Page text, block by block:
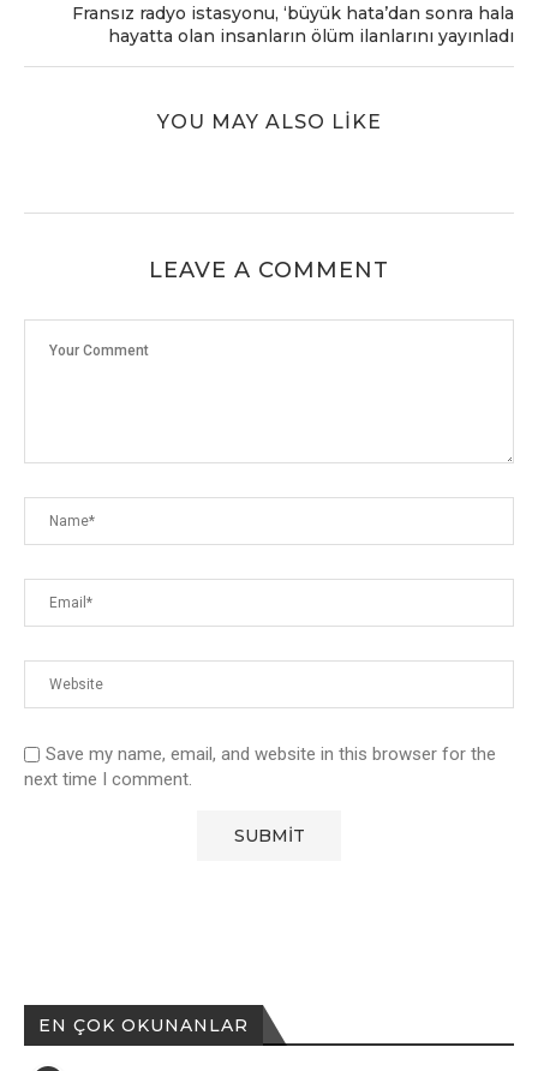
Fransız radyo istasyonu, ‘büyük hata’dan sonra hala
hayatta olan insanların ölüm ilanlarını yayınladı
YOU MAY ALSO LIKE
LEAVE A COMMENT
Save my name, email, and website in this browser for the
next time I comment.
EN ÇOK OKUNANLAR